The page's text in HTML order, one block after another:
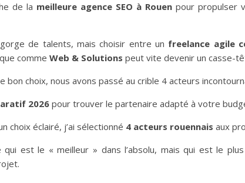
de la meilleure agence SEO à Rouen pour propulser
de talents, mais choisir entre un freelance agile
comme Web & Solutions peut vite devenir un casse-
bon choix, nous avons passé au crible 4 acteurs
2026 pour trouver le partenaire adapté à votre
choix éclairé, j’ai sélectionné 4 acteurs rouennais aux
qui est le « meilleur » dans l’absolu, mais qui est le